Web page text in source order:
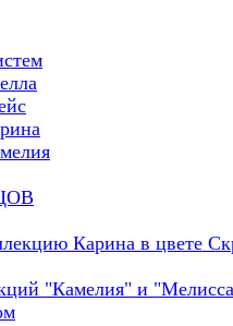
Карина в цвете
"Камелия" и